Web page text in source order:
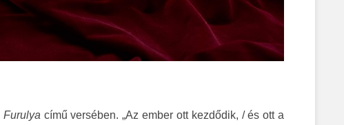
Furulya című versében. „Az ember ott kezdődik, / és ott a